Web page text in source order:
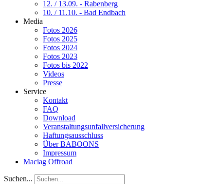
12. / 13.09. - Rabenberg
10. / 11.10. - Bad Endbach
Media
Fotos 2026
Fotos 2025
Fotos 2024
Fotos 2023
Fotos bis 2022
Videos
Presse
Service
Kontakt
FAQ
Download
Veranstaltungsunfallversicherung
Haftungsausschluss
Über BABOONS
Impressum
Maciag Offroad
Suchen...